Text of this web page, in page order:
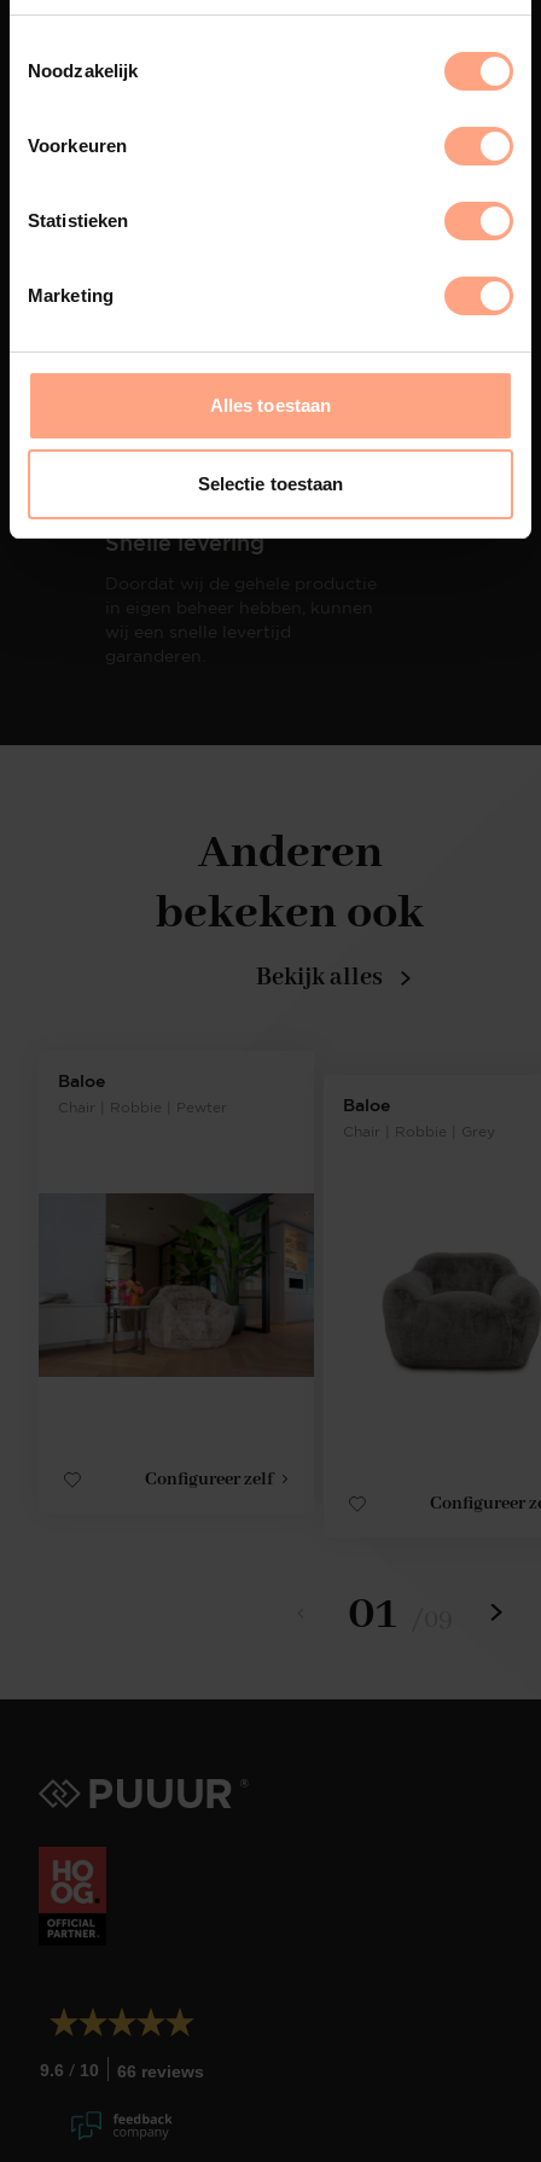
Noodzakelijk
Voorkeuren
Statistieken
Marketing
Alles toestaan
Selectie toestaan
Interieur design
totale woonbeleving.
Snelle levering
in eigen beheer hebben, kunnen
wij een snelle levertijd
garanderen.
Baloe
Chair | Robbie | Pewter
Configureer zelf
Baloe
Chair | Robbie | Grey
Configureer
Anderen
bekeken ook
Bekijk alles
01
9.6 / 10 66 reviews